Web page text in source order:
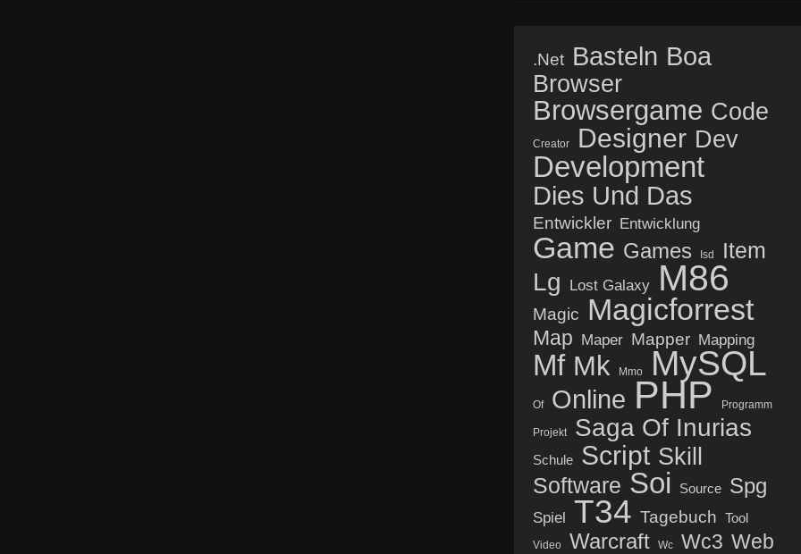
.net Basteln Boa
Browser
Browsergame Code
Creator Designer Dev
Development
Dies Und Das
Entwickler Entwicklung
Game Games Isd Item
Lg Lost Galaxy M86
Magic Magicforrest
Map Maper Mapper Mapping
Mf Mk Mmo MySQL
Of Online PHP Programm
Projekt Saga Of Inurias
Schule Script Skill
Software Soi Source Spg
Spiel T34 Tagebuch Tool
Video Warcraft Wc Wc3 Web